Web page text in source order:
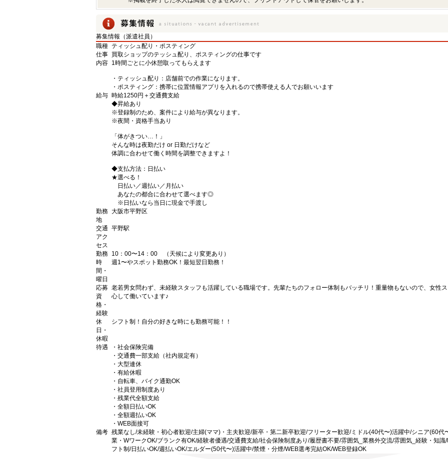
募集情報（派遣社員）
職種 ティッシュ配り・ポスティング
仕事
内容
買取ショップのテッシュ配り、ポスティングの仕事です
1時間ごとに小休憩取ってもらえます
・ティッシュ配り：店舗前での作業になります。
・ポスティング：携帯に位置情報アプリを入れるので携帯使える人でお願いいます
給与 時給1250円＋交通費支給
◆昇給あり
※登録制のため、案件により給与が異なります。
※夜間・資格手当あり
「体がきつい…！」
そんな時は夜勤だけ or 日勤だけなど
体調に合わせて働く時間を調整できますよ！
◆支払方法：日払い
★選べる！
日払い／週払い／月払い
あなたの都合に合わせて選べます◎
※日払いなら当日に現金で手渡し
勤務
地
大阪市平野区
交通
アク
セス
平野駅
勤務
時
間・
曜日
10：00〜14：00 （天候により変更あり）
週1〜やスポット勤務OK！最短翌日勤務！
応募
資
格・
経験
老若男女問わず、未経験スタッフも活躍している職場です。先輩たちのフォロー体制もバッチリ！重量物もないので、女性
心して働いています♪
休
日・
休暇
シフト制！自分の好きな時にも勤務可能！！
待遇
・社会保険完備
・交通費一部支給（社内規定有）
・大型連休
・有給休暇
・自転車、バイク通勤OK
・社員登用制度あり
・残業代全額支給
・全額日払いOK
・全額週払いOK
・WEB面接可
備考 残業なし/未経験・初心者歓迎/主婦(ママ)・主夫歓迎/新卒・第二新卒歓迎/フリーター歓迎/ミドル(40代〜)活躍中/シニア(60代
業・WワークOK/ブランク有OK/経験者優遇/交通費支給/社会保険制度あり/履歴書不要/雰囲気_業務外交流/雰囲気_経験・知識
フト制/日払いOK/週払いOK/エルダー(50代〜)活躍中/禁煙・分煙/WEB選考完結OK/WEB登録OK